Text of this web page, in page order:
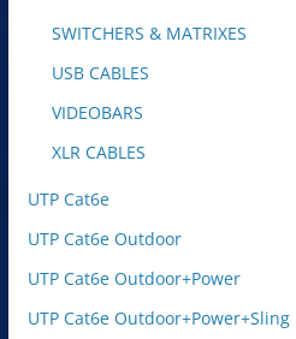
SWITCHERS & MATRIXES
USB CABLES
VIDEOBARS
XLR CABLES
UTP Cat6e
UTP Cat6e Outdoor
UTP Cat6e Outdoor+Power
UTP Cat6e Outdoor+Power+Sling